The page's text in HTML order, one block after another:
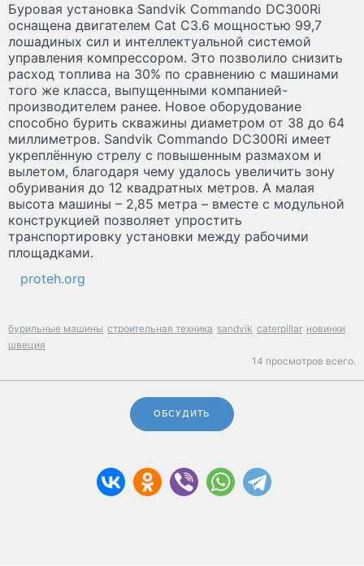
Буровая установка Sandvik Commando DC300Ri
оснащена двигателем Cat C3.6 мощностью 99,7
лошадиных сил и интеллектуальной системой
управления компрессором. Это позволило снизить
расход топлива на 30% по сравнению с машинами
того же класса, выпущенными компанией-
производителем ранее. Новое оборудование
способно бурить скважины диаметром от 38 до 64
миллиметров. Sandvik Commando DC300Ri имеет
укреплённую стрелу с повышенным размахом и
вылетом, благодаря чему удалось увеличить зону
обуривания до 12 квадратных метров. А малая
высота машины – 2,85 метра – вместе с модульной
конструкцией позволяет упростить
транспортировку установки между рабочими
площадками.
proteh.org
бурильные машины строительная техника sandvik caterpillar новинки
швеция
14 просмотров всего.
ОБСУДИТЬ